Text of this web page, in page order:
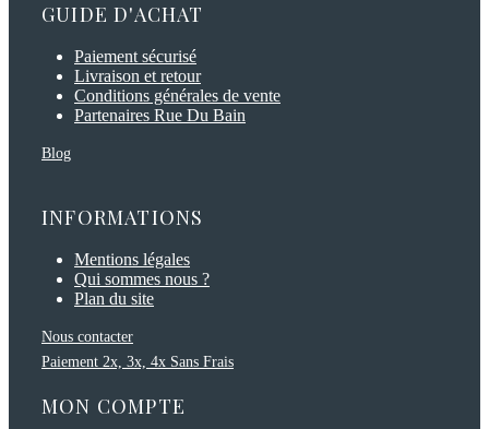
GUIDE D'ACHAT
Paiement sécurisé
Livraison et retour
Conditions générales de vente
Partenaires Rue Du Bain
Blog
INFORMATIONS
Mentions légales
Qui sommes nous ?
Plan du site
Nous contacter
Paiement 2x, 3x, 4x Sans Frais
MON COMPTE